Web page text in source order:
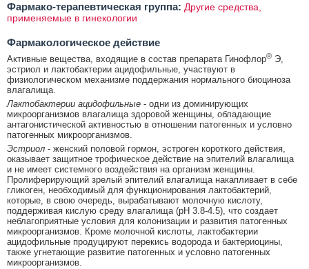
Фармако-терапевтическая группа: Другие средства,
применяемые в гинекологии
Фармакологическое действие
Активные вещества, входящие в состав препарата Гинофлор® Э,
эстриол и лактобактерии ацидофильные, участвуют в
физиологическом механизме поддержания нормального биоциноза
влагалища.
Лактобактерии ацидофильные - одни из доминирующих
микроорганизмов влагалища здоровой женщины, обладающие
антагонистической активностью в отношении патогенных и условно
патогенных микроорганизмов.
Эстриол - женский половой гормон, эстроген короткого действия,
оказывает защитное трофическое действие на эпителий влагалища
и не имеет системного воздействия на организм женщины.
Пролиферирующий зрелый эпителий влагалища накапливает в себе
гликоген, необходимый для функционирования лактобактерий,
которые, в свою очередь, вырабатывают молочную кислоту,
поддерживая кислую среду влагалища (рН 3.8-4.5), что создает
неблагоприятные условия для колонизации и развития патогенных
микроорганизмов. Кроме молочной кислоты, лактобактерии
ацидофильные продуцируют перекись водорода и бактериоцины,
также угнетающие развитие патогенных и условно патогенных
микроорганизмов.